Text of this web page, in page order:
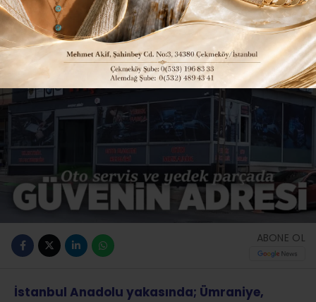
Giriş: 01-11-2025 23:23
Güncelleme: 02-11-2025 22:14
238 Güncel
ABONE OL
İstanbul Anadolu yakasında; Ümraniye,